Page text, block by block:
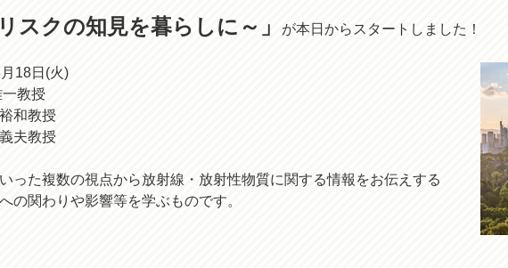
スクの知見を暮らしに～」 が本日からスタートしました！
18日(火)
教授
教授
教授
った複数の視点から放射線・放射性物質に関する情報をお伝えする
の関わりや影響等を学ぶものです。